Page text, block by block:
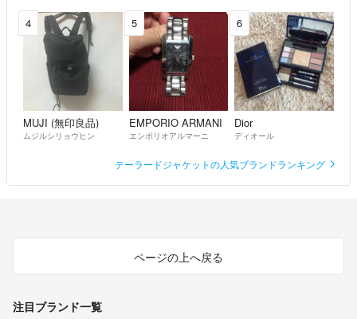
4
MUJI (無印良品)
ムジルシリョウヒン
5
EMPORIO ARMANI
エンポリオアルマーニ
6
Dior
ディオール
テーラードジャケットの人気ブランドランキング
ページの上へ戻る
注目ブランド一覧